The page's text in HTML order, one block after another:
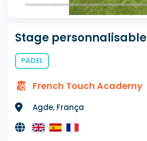
Stage personnalisable
PADEL
French Touch Academy
Agde, França